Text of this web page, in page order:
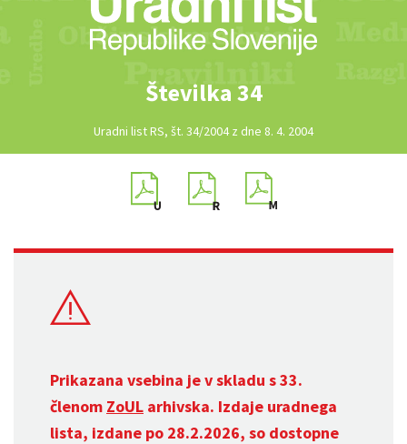
Številka 34
Uradni list RS, št. 34/2004 z dne 8. 4. 2004
Prikazana vsebina je v skladu s 33.
členom ZoUL arhivska. Izdaje uradnega
lista, izdane po 28.2.2026, so dostopne